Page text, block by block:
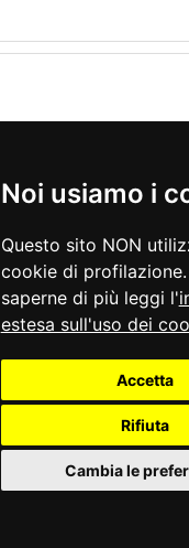
Noi usiamo i
Questo sito NON
cookie di
saperne di più leggi l'
estesa sull'uso dei
Accetta
Rifiuta
Cambia le